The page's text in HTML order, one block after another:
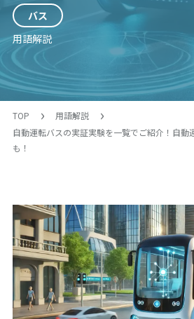
バス
用語解説
TOP
用語解説
自動運転バスの実証実験を一覧でご紹介！自動
も！